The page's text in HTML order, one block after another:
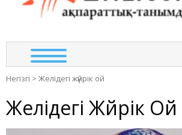
Негізгі > Желідегі жүйрік ой
Желідегі Жүйрік Ой